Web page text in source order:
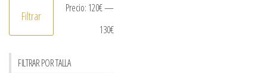
Filtrar
Precio: 120€—
130€
FILTRAR POR TALLA